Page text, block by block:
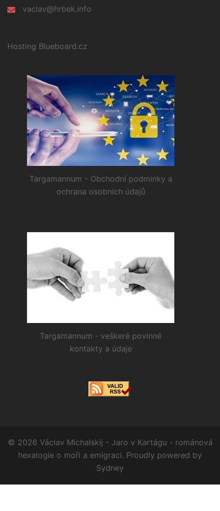
vaclav@hrbek.info
Hosting Blueboard.cz
Targamannum - Obchodní podmínky a
ochrana osobních údajů
Targamannum - veškeré povinné
kontakty a údaje
© 2026 Václav Michalskij - Jaro v Kartágu - románová
hexalogie o moři a emigraci. Proudly powered by
Sydney